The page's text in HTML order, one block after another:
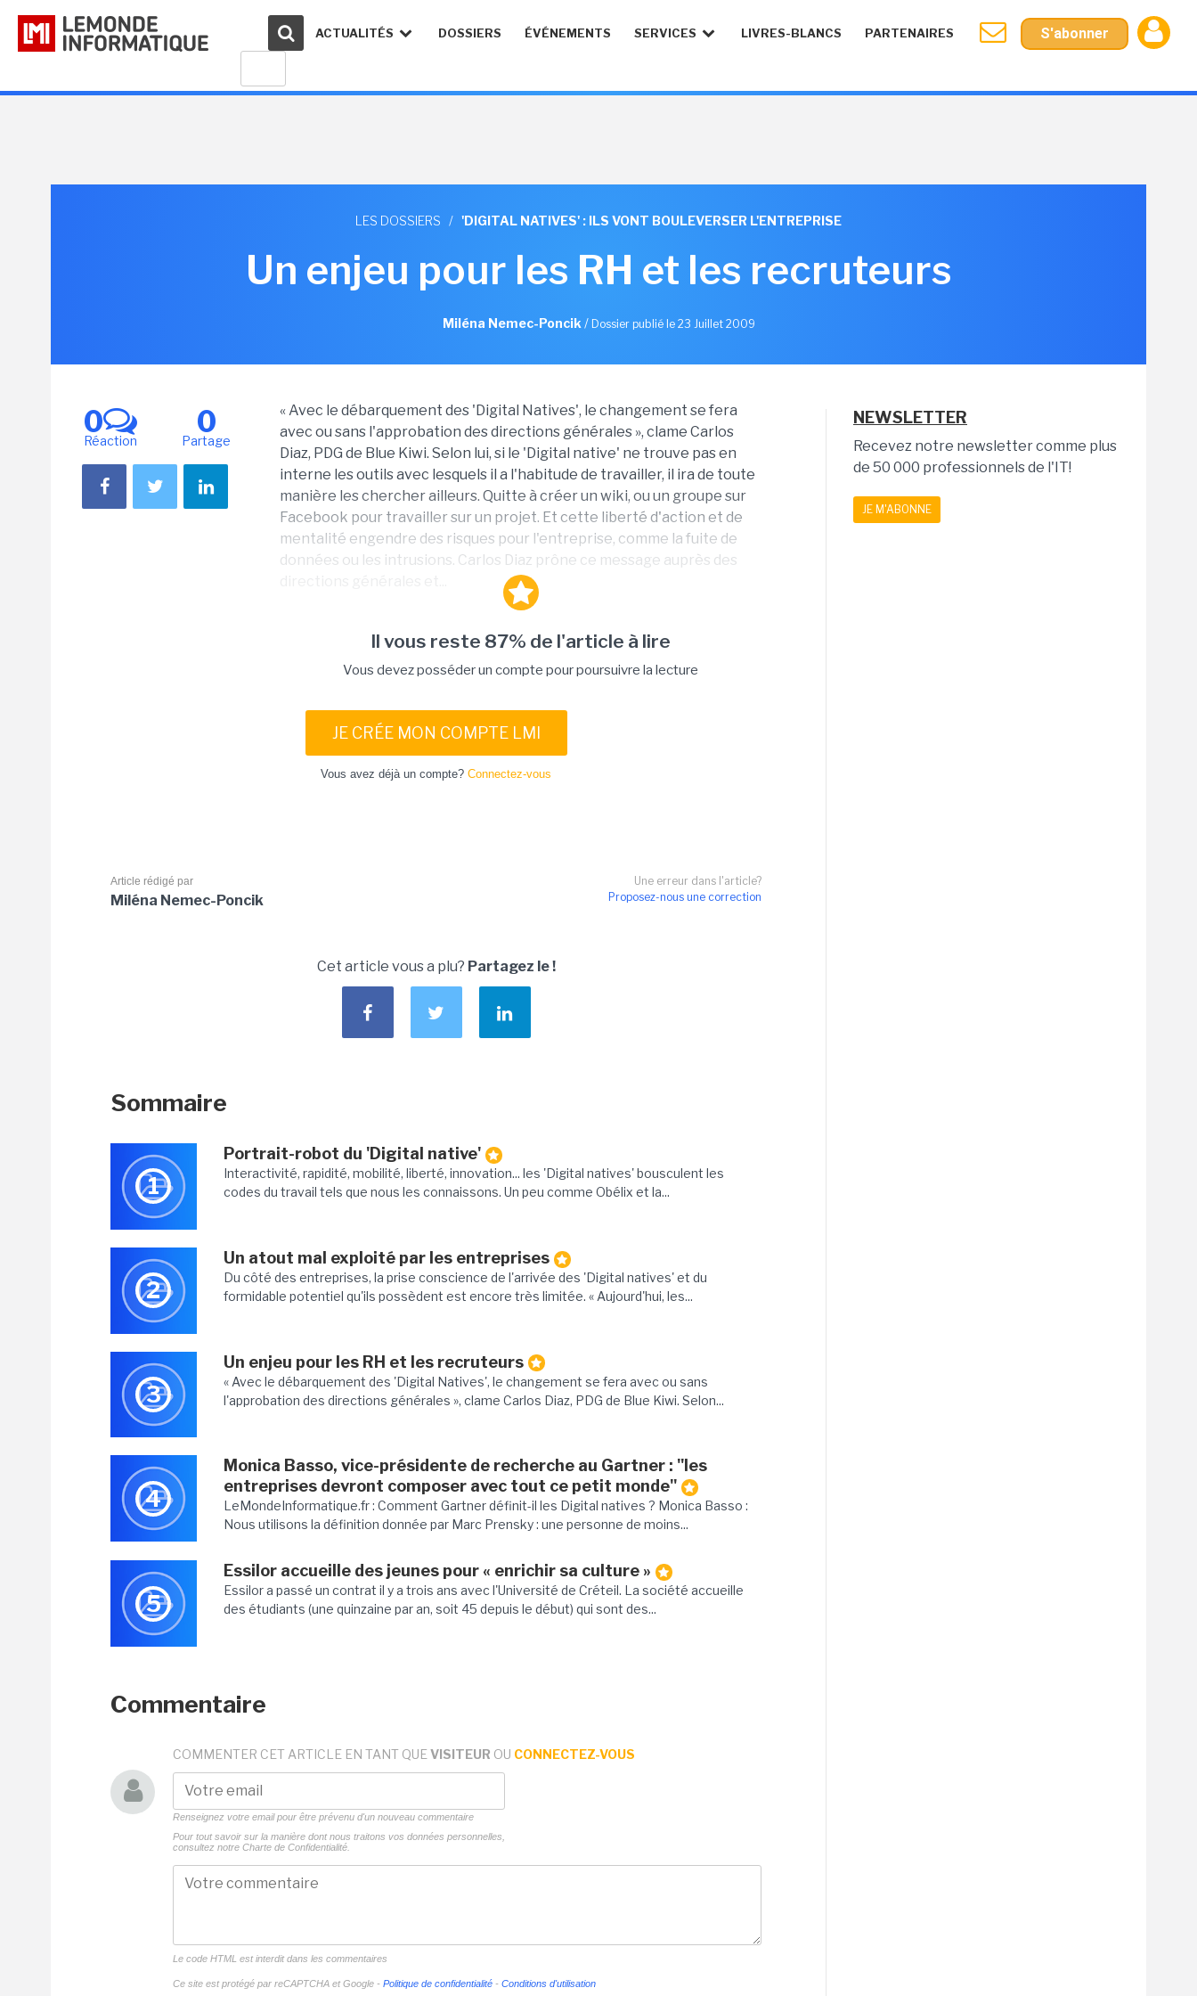
ACTUALITÉS DOSSIERS ÉVÉNEMENTS SERVICES LIVRES-BLANCS PARTENAIRES S'abonner
LES DOSSIERS / 'DIGITAL NATIVES' : ILS VONT BOULEVERSER L'ENTREPRISE
Un enjeu pour les RH et les recruteurs
Miléna Nemec-Poncik / Dossier publié le 23 Juillet 2009
0
Réaction
0
Partage
« Avec le débarquement des 'Digital Natives', le changement se fera
avec ou sans l'approbation des directions générales », clame Carlos
Diaz, PDG de Blue Kiwi. Selon lui, si le 'Digital native' ne trouve pas en
interne les outils avec lesquels il a l'habitude de travailler, il ira de toute
manière les chercher ailleurs. Quitte à créer un wiki, ou un groupe sur
Facebook pour travailler sur un projet. Et cette liberté d'action et de
mentalité engendre des risques pour l'entreprise, comme la fuite de
données ou les intrusions. Carlos Diaz prône ce message auprès des
Il vous reste 87% de l'article à lire
Vous devez posséder un compte pour poursuivre la lecture
JE CRÉE MON COMPTE LMI
Vous avez déjà un compte? Connectez-vous
Une erreur dans l'article?
Proposez-nous une correction
Article rédigé par
Miléna Nemec-Poncik
Cet article vous a plu? Partagez le !
Sommaire
1
Portrait-robot du 'Digital native'
Interactivité, rapidité, mobilité, liberté, innovation... les 'Digital natives' bousculent les
codes du travail tels que nous les connaissons. Un peu comme Obélix et la...
2
Un atout mal exploité par les entreprises
Du côté des entreprises, la prise conscience de l'arrivée des 'Digital natives' et du
formidable potentiel qu'ils possèdent est encore très limitée. « Aujourd'hui, les...
3
Un enjeu pour les RH et les recruteurs
« Avec le débarquement des 'Digital Natives', le changement se fera avec ou sans
l'approbation des directions générales », clame Carlos Diaz, PDG de Blue Kiwi. Selon...
4
Monica Basso, vice-présidente de recherche au Gartner : "les
entreprises devront composer avec tout ce petit monde"
LeMondeInformatique.fr : Comment Gartner définit-il les Digital natives ? Monica Basso :
Nous utilisons la définition donnée par Marc Prensky : une personne de moins...
5
Essilor accueille des jeunes pour « enrichir sa culture »
Essilor a passé un contrat il y a trois ans avec l'Université de Créteil. La société accueille
des étudiants (une quinzaine par an, soit 45 depuis le début) qui sont des...
Commentaire
COMMENTER CET ARTICLE EN TANT QUE VISITEUR OU CONNECTEZ-VOUS
Renseignez votre email pour être prévenu d'un nouveau commentaire
Pour tout savoir sur la manière dont nous traitons vos données personnelles,
consultez notre Charte de Confidentialité.
Le code HTML est interdit dans les commentaires
Ce site est protégé par reCAPTCHA et Google - Politique de confidentialité - Conditions d'utilisation
NEWSLETTER
Recevez notre newsletter comme plus
de 50 000 professionnels de l'IT!
JE M'ABONNE